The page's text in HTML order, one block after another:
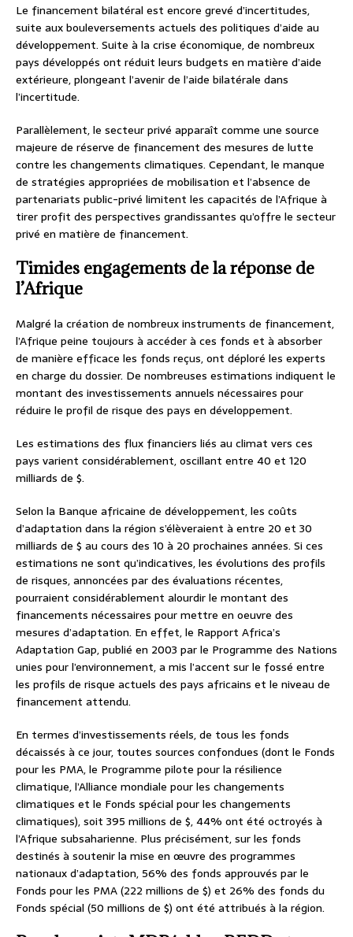
Le financement bilatéral est encore grevé d’incertitudes,
suite aux bouleversements actuels des politiques d’aide au
développement. Suite à la crise économique, de nombreux
pays développés ont réduit leurs budgets en matière d’aide
extérieure, plongeant l’avenir de l’aide bilatérale dans
l’incertitude.
Parallèlement, le secteur privé apparaît comme une source
majeure de réserve de financement des mesures de lutte
contre les changements climatiques. Cependant, le manque
de stratégies appropriées de mobilisation et l’absence de
partenariats public-privé limitent les capacités de l’Afrique à
tirer profit des perspectives grandissantes qu’offre le secteur
privé en matière de financement.
Timides engagements de la réponse de
l’Afrique
Malgré la création de nombreux instruments de financement,
l’Afrique peine toujours à accéder à ces fonds et à absorber
de manière efficace les fonds reçus, ont déploré les experts
en charge du dossier. De nombreuses estimations indiquent le
montant des investissements annuels nécessaires pour
réduire le profil de risque des pays en développement.
Les estimations des flux financiers liés au climat vers ces
pays varient considérablement, oscillant entre 40 et 120
milliards de $.
Selon la Banque africaine de développement, les coûts
d’adaptation dans la région s’élèveraient à entre 20 et 30
milliards de $ au cours des 10 à 20 prochaines années. Si ces
estimations ne sont qu’indicatives, les évolutions des profils
de risques, annoncées par des évaluations récentes,
pourraient considérablement alourdir le montant des
financements nécessaires pour mettre en oeuvre des
mesures d’adaptation. En effet, le Rapport Africa’s
Adaptation Gap, publié en 2003 par le Programme des Nations
unies pour l’environnement, a mis l’accent sur le fossé entre
les profils de risque actuels des pays africains et le niveau de
financement attendu.
En termes d’investissements réels, de tous les fonds
décaissés à ce jour, toutes sources confondues (dont le Fonds
pour les PMA, le Programme pilote pour la résilience
climatique, l’Alliance mondiale pour les changements
climatiques et le Fonds spécial pour les changements
climatiques), soit 395 millions de $, 44% ont été octroyés à
l’Afrique subsaharienne. Plus précisément, sur les fonds
destinés à soutenir la mise en œuvre des programmes
nationaux d’adaptation, 56% des fonds approuvés par le
Fonds pour les PMA (222 millions de $) et 26% des fonds du
Fonds spécial (50 millions de $) ont été attribués à la région.